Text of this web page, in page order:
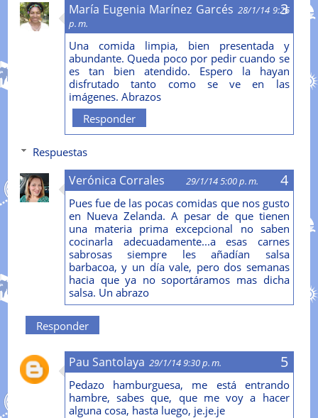
María Eugenia Marínez Garcés 28/1/14 9:26
p. m.
Una comida limpia, bien presentada y
abundante. Queda poco por pedir cuando se
es tan bien atendido. Espero la hayan
disfrutado tanto como se ve en las
imágenes. Abrazos
Responder
Respuestas
Verónica Corrales 29/1/14 5:00 p. m.
Pues fue de las pocas comidas que nos gusto
en Nueva Zelanda. A pesar de que tienen
una materia prima excepcional no saben
cocinarla adecuadamente...a esas carnes
sabrosas siempre les añadían salsa
barbacoa, y un día vale, pero dos semanas
hacia que ya no soportáramos mas dicha
salsa. Un abrazo
Responder
Pau Santolaya 29/1/14 9:30 p. m.
Pedazo hamburguesa, me está entrando
hambre, sabes que, que me voy a hacer
alguna cosa, hasta luego, je.je.je